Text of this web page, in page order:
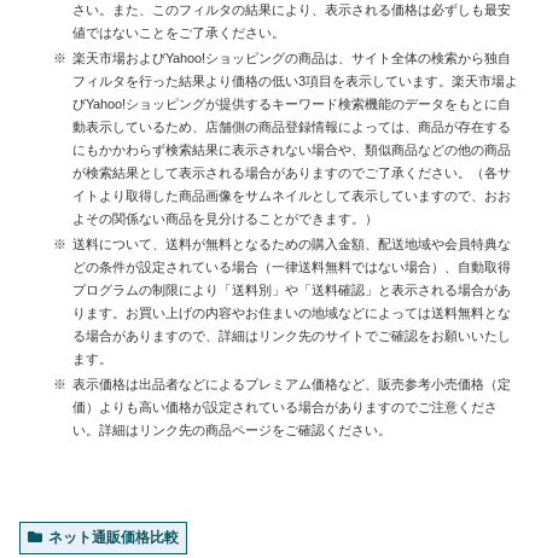
さい。また、このフィルタの結果により、表示される価格は必ずしも最安
値ではないことをご了承ください。
楽天市場およびYahoo!ショッピングの商品は、サイト全体の検索から独自
フィルタを行った結果より価格の低い3項目を表示しています。楽天市場よ
びYahoo!ショッピングが提供するキーワード検索機能のデータをもとに自
動表示しているため、店舗側の商品登録情報によっては、商品が存在する
にもかかわらず検索結果に表示されない場合や、類似商品などの他の商品
が検索結果として表示される場合がありますのでご了承ください。（各サ
イトより取得した商品画像をサムネイルとして表示していますので、おお
よその関係ない商品を見分けることができます。）
送料について、送料が無料となるための購入金額、配送地域や会員特典な
どの条件が設定されている場合（一律送料無料ではない場合）、自動取得
プログラムの制限により「送料別」や「送料確認」と表示される場合があ
ります。お買い上げの内容やお住まいの地域などによっては送料無料とな
る場合がありますので、詳細はリンク先のサイトでご確認をお願いいたし
ます。
表示価格は出品者などによるプレミアム価格など、販売参考小売価格（定
価）よりも高い価格が設定されている場合がありますのでご注意くださ
い。詳細はリンク先の商品ページをご確認ください。
ネット通販価格比較